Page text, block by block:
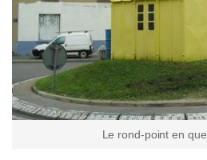
Le rond-point en